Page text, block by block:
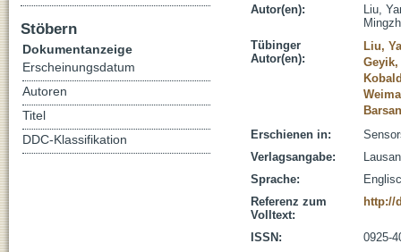
Autor(en):
Liu,
Tübinger
Autor(en):
Liu,
Erschienen in:
Verlagsangabe:
Sprache:
Referenz zum
Volltext:
http://
ISSN:
0925-
Stöbern
Dokumentanzeige
Erscheinungsdatum
Autoren
Titel
DDC-Klassifikation